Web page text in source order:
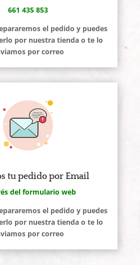
661 435 853
el pedido y puedes
por nuestra tienda o te lo
por correo
tu pedido por Email
del formulario web
el pedido y puedes
por nuestra tienda o te lo
por correo